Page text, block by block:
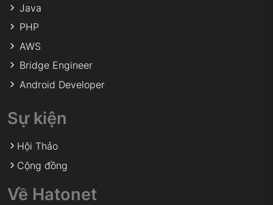
Java
PHP
AWS
Bridge Engineer
Android Developer
Sự kiện
Hội Thảo
Cộng đồng
Về Hatonet